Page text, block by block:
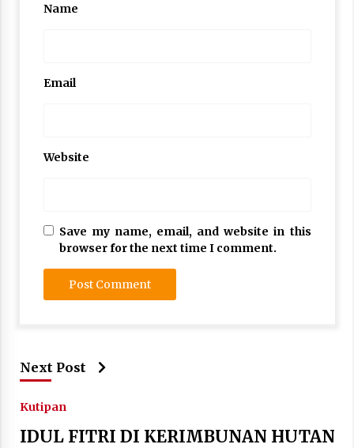
Name
Email
Website
Save my name, email, and website in this
browser for the next time I comment.
Next Post
Kutipan
IDUL FITRI DI KERIMBUNAN HUTAN